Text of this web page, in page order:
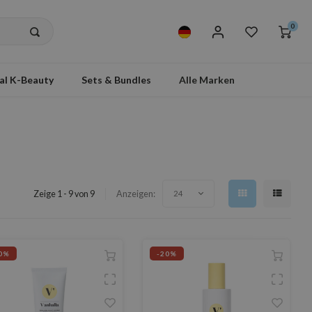
0
K-Beauty Sets & Bundles Alle Marken
Zeige 1 - 9 von 9 Anzeigen: 24
-20%